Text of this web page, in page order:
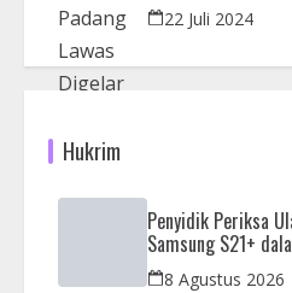
22 Juli 2024
Hukrim
Penyidik Periksa
Samsung S21+
Ilegal di Nagoya Hill
8 Agustus 2026